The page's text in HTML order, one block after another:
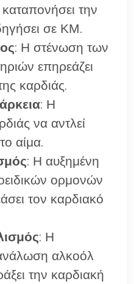
την
σε ΚΜ.
: Η στένωση των
επηρεάζει
καρδιάς.
: Η
να αντλεί
αίμα.
: Η αυξημένη
ορμονών
τον καρδιακό
: Η
αλκοόλ
την καρδιακή